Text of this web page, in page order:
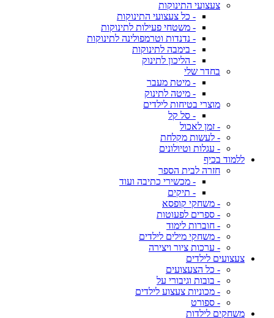
צעצועי התינוקות
- כל צעצועי התינוקות
- משטחי פעילות לתינוקות
- נדנדות וטרמפולינה לתינוקות
- בימבה לתינוקות
- הליכון לתינוק
בחדר שלי
- מיטת מעבר
- מיטה לתינוק
מוצרי בטיחות לילדים
- סל קל
- זמן לאכול
- לעשות מקלחת
- עגלות וטיולונים
ללמוד בכיף
חזרה לבית הספר
- מכשירי כתיבה ועוד
- תיקים
- משחקי קופסא
- ספרים לפעוטות
- חוברות לימוד
- משחקי מילים לילדים
- ערכות ציור ויצירה
צעצועים לילדים
- כל הצעצועים
- בובות וגיבורי על
- מכוניות צעצוע לילדים
- ספורט
משחקים לילדות